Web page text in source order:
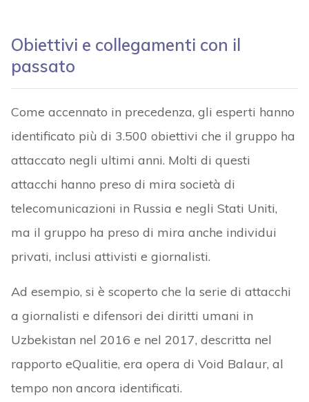
Obiettivi e collegamenti con il
passato
Come accennato in precedenza, gli esperti hanno
identificato più di 3.500 obiettivi che il gruppo ha
attaccato negli ultimi anni. Molti di questi
attacchi hanno preso di mira società di
telecomunicazioni in Russia e negli Stati Uniti,
ma il gruppo ha preso di mira anche individui
privati, inclusi attivisti e giornalisti.
Ad esempio, si è scoperto che la serie di attacchi
a giornalisti e difensori dei diritti umani in
Uzbekistan nel 2016 e nel 2017, descritta nel
rapporto eQualitie, era opera di Void Balaur, al
tempo non ancora identificati.